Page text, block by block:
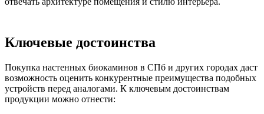
Ключевые достоинства
Покупка настенных биокаминов в СПб и других городах даст
возможность оценить конкурентные преимущества подобных
устройств перед аналогами. К ключевым достоинствам
продукции можно отнести: